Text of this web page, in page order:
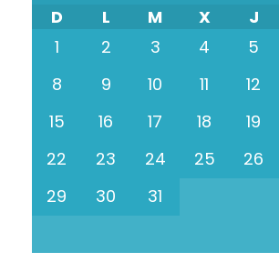
D L M X J
1
2 3 4 5
8
9 10 11 12
15
16 17 18 19
22
23 24 25 26
29
30 31